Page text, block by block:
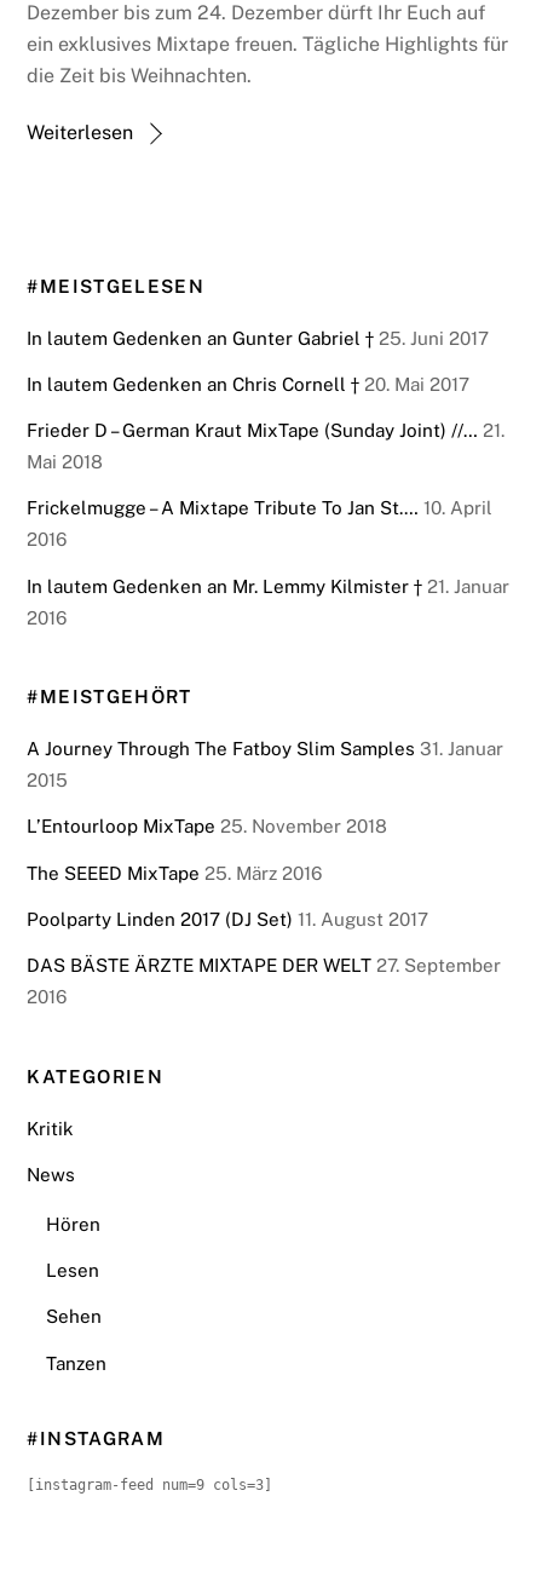
Dezember bis zum 24. Dezember dürft Ihr Euch auf
ein exklusives Mixtape freuen. Tägliche Highlights für
die Zeit bis Weihnachten.
Weiterlesen
#MEISTGELESEN
In lautem Gedenken an Gunter Gabriel † 25. Juni 2017
In lautem Gedenken an Chris Cornell † 20. Mai 2017
Frieder D – German Kraut MixTape (Sunday Joint) //… 21.
Mai 2018
Frickelmugge – A Mixtape Tribute To Jan St.… 10. April
2016
In lautem Gedenken an Mr. Lemmy Kilmister † 21. Januar
2016
#MEISTGEHÖRT
A Journey Through The Fatboy Slim Samples 31. Januar
2015
L’Entourloop MixTape 25. November 2018
The SEEED MixTape 25. März 2016
Poolparty Linden 2017 (DJ Set) 11. August 2017
DAS BÄSTE ÄRZTE MIXTAPE DER WELT 27. September
2016
KATEGORIEN
Kritik
News
Hören
Lesen
Sehen
Tanzen
#INSTAGRAM
[instagram-feed num=9 cols=3]